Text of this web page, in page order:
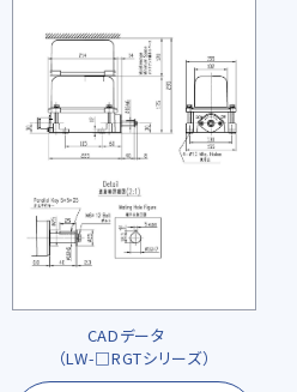
CADデータ
（LW-□RGTシリーズ）